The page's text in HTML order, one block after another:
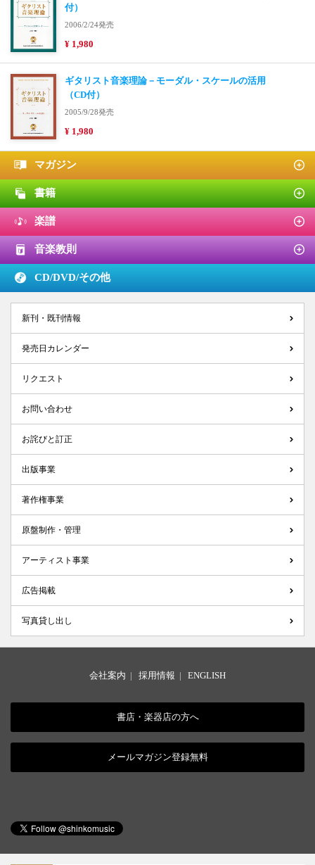
付）
2006/2/24発売
¥ 1,980
ギタリスト音楽理論－モーダル・スケールの活用
（CD付）
2005/9/28発売
¥ 1,980
マガジン
書籍
楽譜
音楽教則
CD/DVD/その他
新刊・既刊情報
発売日カレンダー
リクエスト
お問い合わせ
お詫びと訂正
出版事業
著作権事業
原盤制作・管理
アーティスト事業
広告掲載
写真貸し出し
会社案内 | 採用情報 | ENGLISH
書店・楽器店の方へ
メールマガジン登録無料